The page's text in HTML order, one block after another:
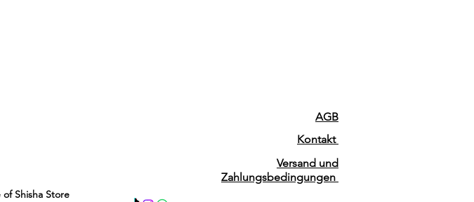
AGB
Kontakt
Versand und
Zahlungsbedingungen
Shisha Store